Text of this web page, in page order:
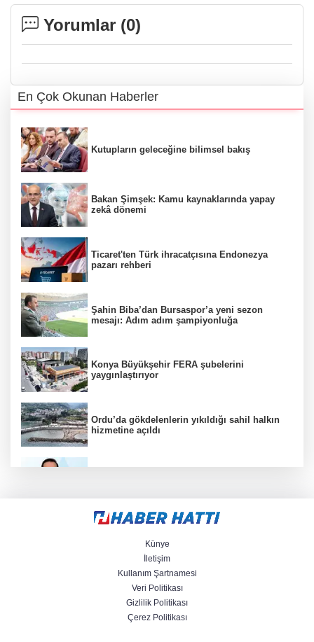
Yorumlar (0)
En Çok Okunan Haberler
Kutupların geleceğine bilimsel bakış
Bakan Şimşek: Kamu kaynaklarında yapay
zekâ dönemi
Ticaret'ten Türk ihracatçısına Endonezya
pazarı rehberi
Şahin Biba’dan Bursaspor’a yeni sezon
mesajı: Adım adım şampiyonluğa
Konya Büyükşehir FERA şubelerini
yaygınlaştırıyor
Ordu’da gökdelenlerin yıkıldığı sahil halkın
hizmetine açıldı
Detaylar belli oldu
Denizli Büyükşehir’den Buldan’a dev yatırım
Künye
İletişim
Kullanım Şartnamesi
Veri Politikası
Gizlilik Politikası
Çerez Politikası